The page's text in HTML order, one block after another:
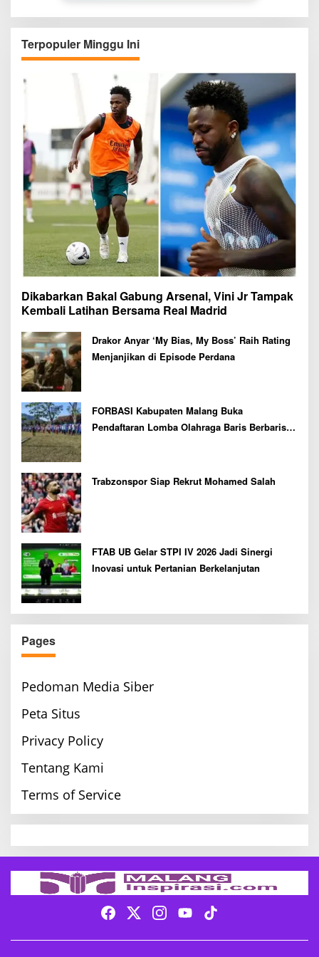
Terpopuler Minggu Ini
Dikabarkan Bakal Gabung Arsenal, Vini Jr Tampak
Kembali Latihan Bersama Real Madrid
Drakor Anyar ‘My Bias, My Boss’ Raih Rating
Menjanjikan di Episode Perdana
FORBASI Kabupaten Malang Buka
Pendaftaran Lomba Olahraga Baris Berbaris
Trabzonspor Siap Rekrut Mohamed Salah
FTAB UB Gelar STPI IV 2026 Jadi Sinergi
Inovasi untuk Pertanian Berkelanjutan
Pages
Pedoman Media Siber
Peta Situs
Privacy Policy
Tentang Kami
Terms of Service